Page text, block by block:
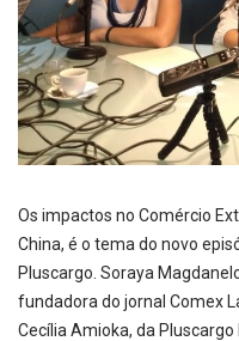
Os impactos no Comércio
China, é o tema do novo
Pluscargo. Soraya
fundadora do jornal Comex
Cecília Amioka, da